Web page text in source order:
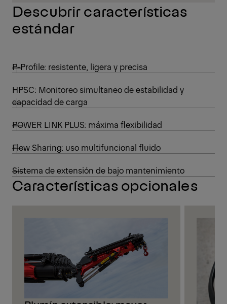
Descubrir características
estándar
P-Profile: resistente, ligera y precisa
HPSC: Monitoreo simultaneo de estabilidad y
capacidad de carga
POWER LINK PLUS: máxima flexibilidad
Flow Sharing: uso multifuncional fluido
Sistema de extensión de bajo mantenimiento
Características opcionales